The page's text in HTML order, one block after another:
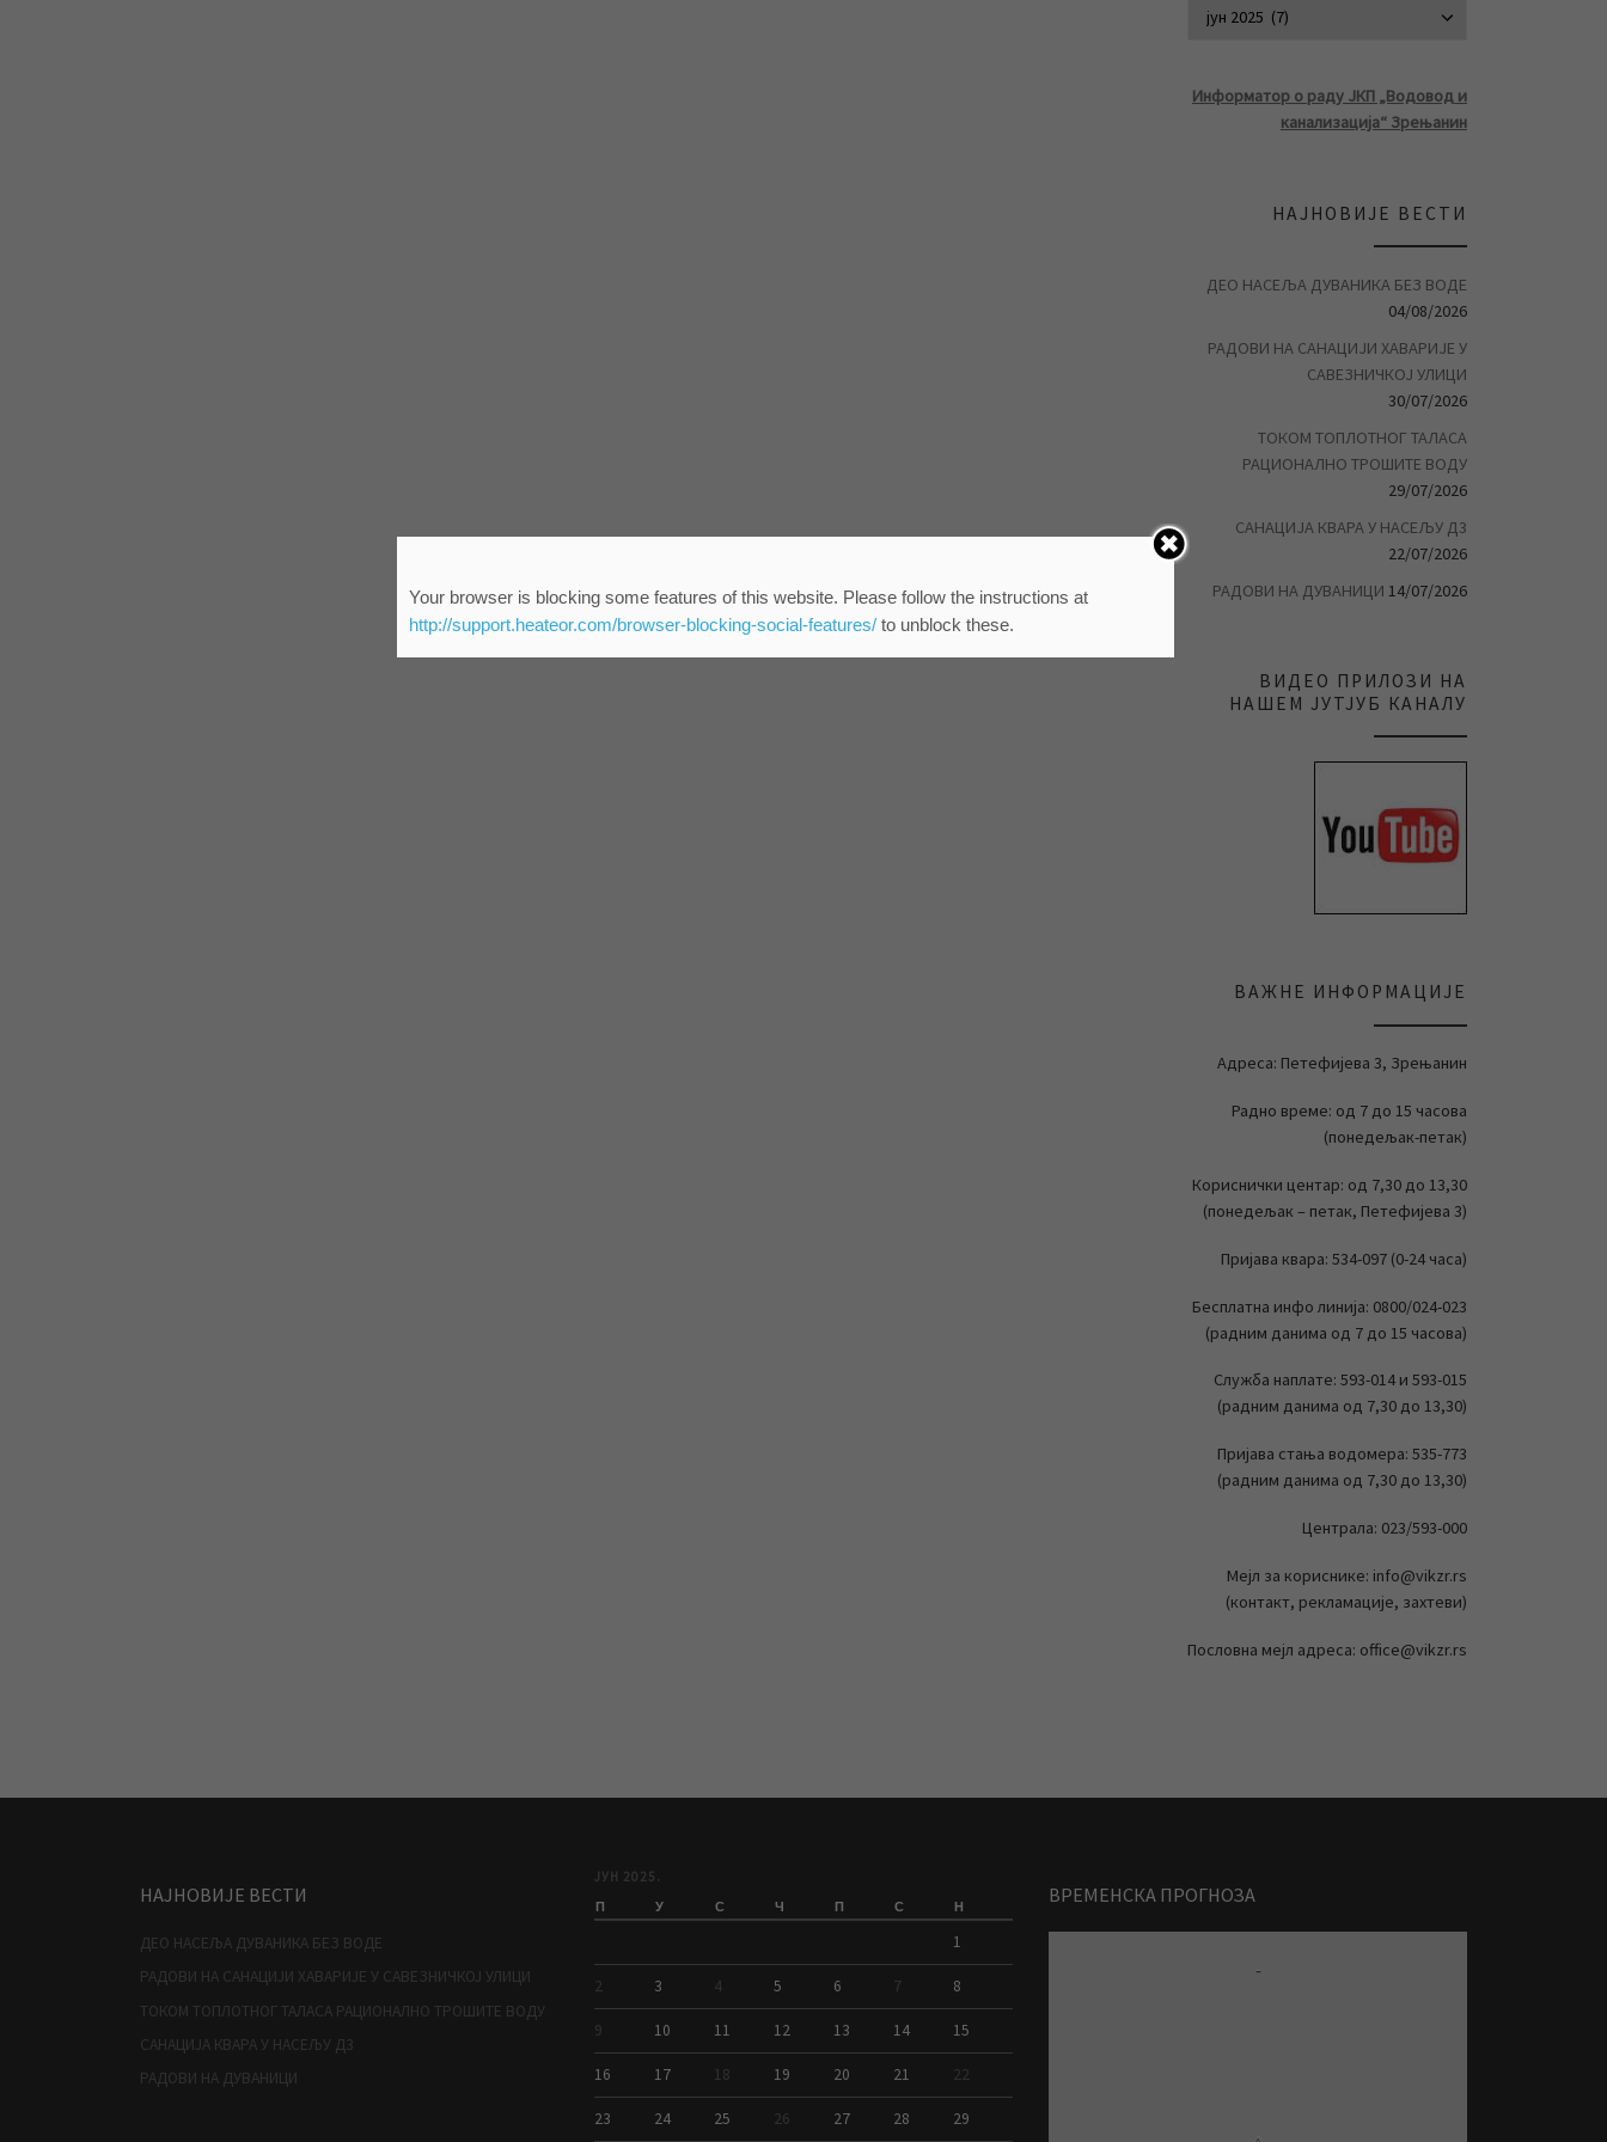
Информатор о раду ЈКП „Водовод и
канализација“ Зрењанин
НАЈНОВИЈЕ ВЕСТИ
ДЕО НАСЕЉА ДУВАНИКА БЕЗ ВОДЕ
04/08/2026
РАДОВИ НА САНАЦИЈИ ХАВАРИЈЕ У
САВЕЗНИЧКОЈ УЛИЦИ
30/07/2026
ТОКОМ ТОПЛОТНОГ ТАЛАСА
РАЦИОНАЛНО ТРОШИТЕ ВОДУ
29/07/2026
САНАЦИЈА КВАРА У НАСЕЉУ Д3
22/07/2026
РАДОВИ НА ДУВАНИЦИ 14/07/2026
ВИДЕО ПРИЛОЗИ НА
НАШЕМ ЈУТЈУБ КАНАЛУ
ВАЖНЕ ИНФОРМАЦИЈЕ
Адреса: Петефијева 3, Зрењанин
Радно време: од 7 до 15 часова
(понедељак-петак)
Кориснички центар: од 7,30 до 13,30
(понедељак – петак, Петефијева 3)
Пријава квара: 534-097 (0-24 часа)
Бесплатна инфо линија: 0800/024-023
(радним данима од 7 до 15 часова)
Служба наплате: 593-014 и 593-015
(радним данима од 7,30 до 13,30)
Пријава стања водомера: 535-773
(радним данима од 7,30 до 13,30)
Централа: 023/593-000
Мејл за кориснике: info@vikzr.rs
(контакт, рекламације, захтеви)
Пословна мејл адреса: office@vikzr.rs
НАЈНОВИЈЕ ВЕСТИ
ДЕО НАСЕЉА ДУВАНИКА БЕЗ ВОДЕ
РАДОВИ НА САНАЦИЈИ ХАВАРИЈЕ У САВЕЗНИЧКОЈ УЛИЦИ
ТОКОМ ТОПЛОТНОГ ТАЛАСА РАЦИОНАЛНО ТРОШИТЕ ВОДУ
САНАЦИЈА КВАРА У НАСЕЉУ Д3
РАДОВИ НА ДУВАНИЦИ
ЈУН 2025.
П У С Ч П С Н
1
2 3 4 5 6 7 8
9 10 11 12 13 14 15
16 17 18 19 20 21 22
23 24 25 26 27 28 29
ВРЕМЕНСКА ПРОГНОЗА
-
Your browser is blocking some features of this website. Please follow the instructions at
http://support.heateor.com/browser-blocking-social-features/to unblock these.